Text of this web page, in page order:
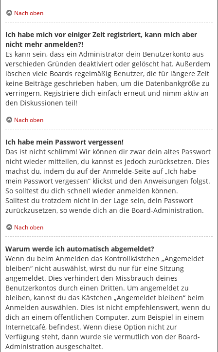
Nach oben
Ich habe mich vor einiger Zeit registriert, kann mich aber
nicht mehr anmelden?!
Es kann sein, dass ein Administrator dein Benutzerkonto aus
verschieden Gründen deaktiviert oder gelöscht hat. Außerdem
löschen viele Boards regelmäßig Benutzer, die für längere Zeit
keine Beiträge geschrieben haben, um die Datenbankgröße zu
verringern. Registriere dich einfach erneut und nimm aktiv an
den Diskussionen teil!
Nach oben
Ich habe mein Passwort vergessen!
Das ist nicht schlimm! Wir können dir zwar dein altes Passwort
nicht wieder mitteilen, du kannst es jedoch zurücksetzen. Dies
machst du, indem du auf der Anmelde-Seite auf „Ich habe
mein Passwort vergessen“ klickst und den Anweisungen folgst.
So solltest du dich schnell wieder anmelden können.
Solltest du trotzdem nicht in der Lage sein, dein Passwort
zurückzusetzen, so wende dich an die Board-Administration.
Nach oben
Warum werde ich automatisch abgemeldet?
Wenn du beim Anmelden das Kontrollkästchen „Angemeldet
bleiben“ nicht auswählst, wirst du nur für eine Sitzung
angemeldet. Dies verhindert den Missbrauch deines
Benutzerkontos durch einen Dritten. Um angemeldet zu
bleiben, kannst du das Kästchen „Angemeldet bleiben“ beim
Anmelden auswählen. Dies ist nicht empfehlenswert, wenn du
dich an einem öffentlichen Computer, zum Beispiel in einem
Internetcafé, befindest. Wenn diese Option nicht zur
Verfügung steht, dann wurde sie vermutlich von der Board-
Administration ausgeschaltet.